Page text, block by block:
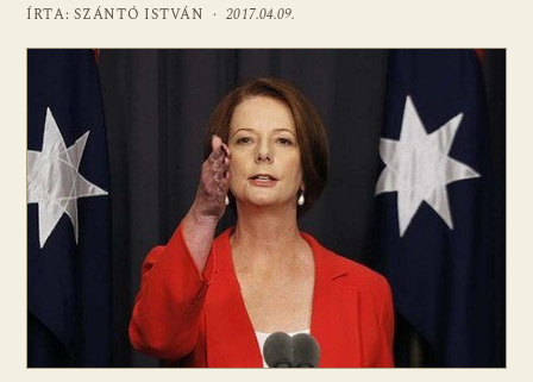
ÍRTA: SZÁNTÓ ISTVÁN ·2017.04.09.